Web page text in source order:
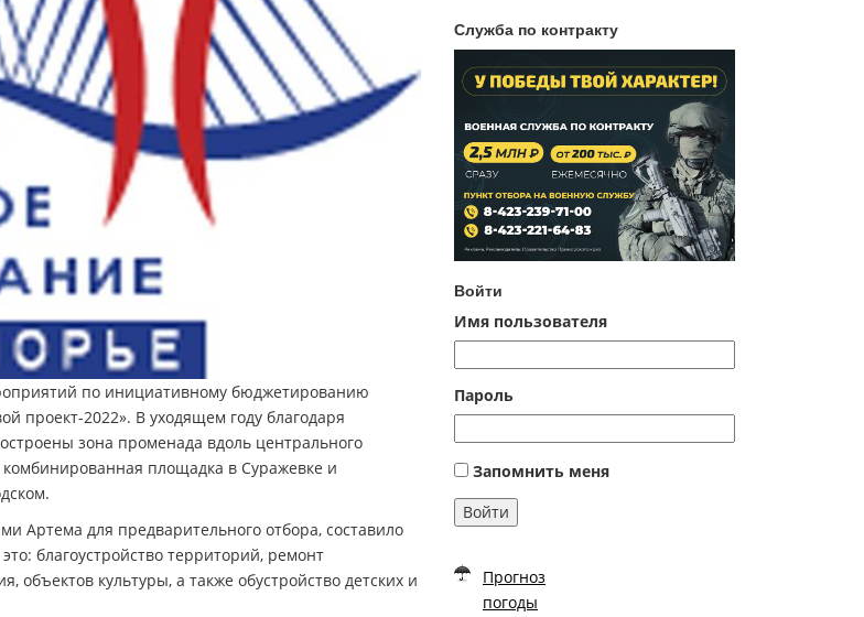
по инициативному бюджетированию
проект-2022». В уходящем году благодаря
зона променада вдоль центрального
площадка в Суражевке и
Артема для предварительного отбора, составило
благоустройство территорий, ремонт
объектов культуры, а также обустройство детских и
Служба по контракту
Войти
Имя пользователя
Пароль
Запомнить меня
Войти
Прогноз
погоды